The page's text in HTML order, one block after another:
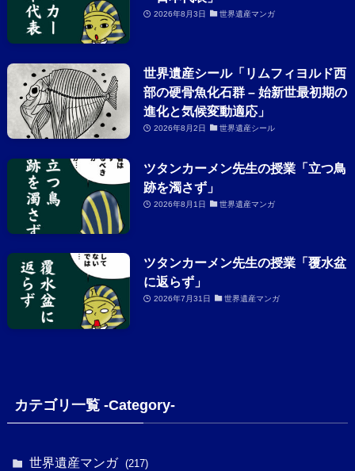
2026年8月3日 世界遺産マンガ
世界遺産シール「リムフィヨルド西
部の硬骨魚化石群 – 始新世最初期の
進化と気候変動適応」
2026年8月2日 世界遺産シール
ツタンカーメン先生の授業「立つ鳥
跡を濁さず」
2026年8月1日 世界遺産マンガ
ツタンカーメン先生の授業「覆水盆
に返らず」
2026年7月31日 世界遺産マンガ
カテゴリ一覧 -Category-
世界遺産マンガ (217)